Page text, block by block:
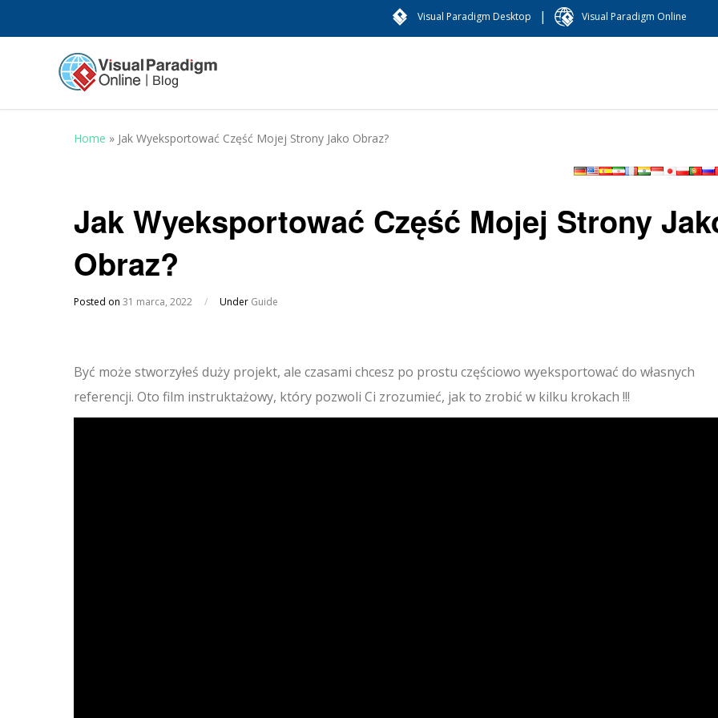
Visual Paradigm Desktop | Visual Paradigm Online
Home » Jak Wyeksportować Część Mojej Strony Jako Obraz?
Jak Wyeksportować Część Mojej Strony
Obraz?
Posted on 31 marca, 2022 / Under Guide
Być może stworzyłeś duży projekt, ale czasami chcesz po prostu częściowo wyeksportować do własnych
referencji. Oto film instruktażowy, który pozwoli Ci zrozumieć, jak to zrobić w kilku krokach !!!